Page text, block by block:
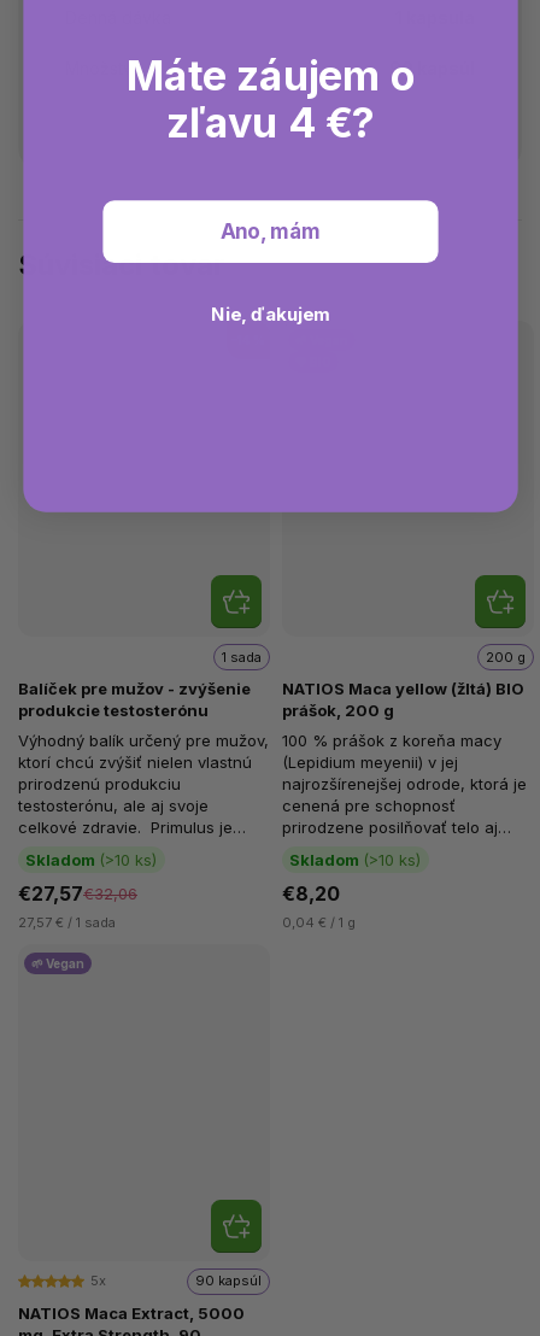
Množstvo 90 kapsúl
Súvisiaci tovar
Balíček pre mužov - zvýšenie
produkcie testosterónu
Skladom (>10 ks)
1 sada
€27,57€32,06
27,57 € / 1 sada
Výhodný balík určený pre mužov,
ktorí chcú zvýšiť nielen vlastnú
prirodzenú produkciu
testosterónu, ale aj svoje
celkové zdravie. Primulus je
multivitamín vytvorený...
NATIOS Maca yellow (žltá) BIO
prášok, 200 g
Skladom (>10 ks)
200 g
€8,20
0,04 € / 1 g
100 % prášok z koreňa macy
(Lepidium meyenii) v jej
najrozšírenejšej odrode, ktorá je
cenená pre schopnosť
prirodzene posilňovať telo aj
myseľ. Pomáha udržiavať
energiu,...
🌱 Vegan
NATIOS Maca Extract, 5000
5x 90 kapsúl
Máte záujem o
zľavu 4 €?
Ano, mám
Nie, ďakujem